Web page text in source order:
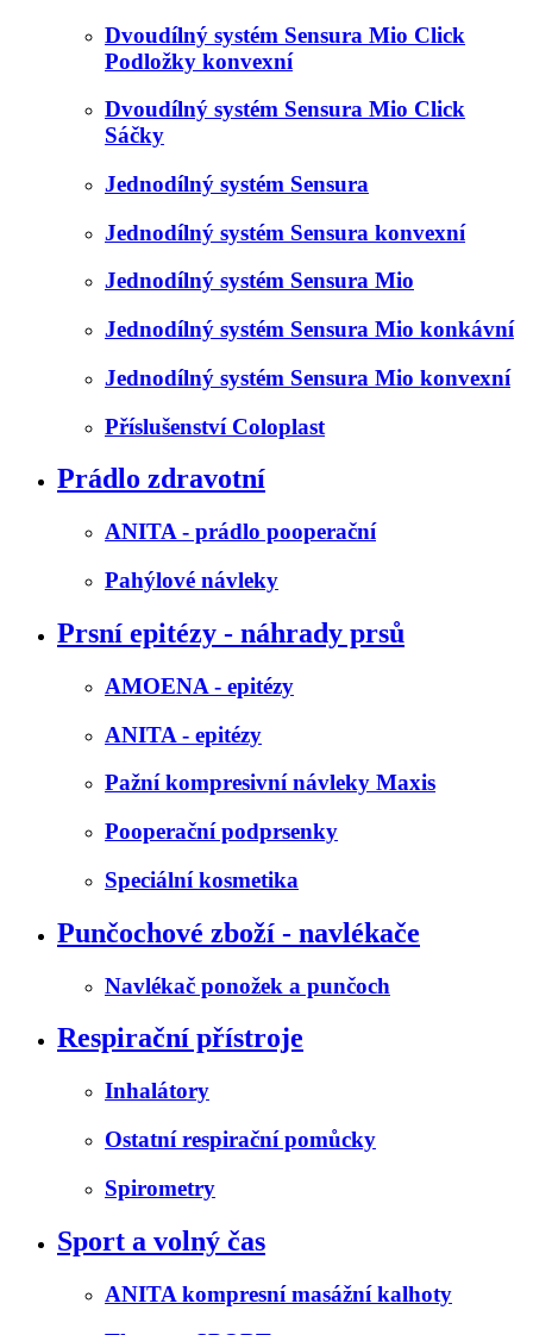
Dvoudílný systém Sensura Mio Click
Podložky konvexní
Dvoudílný systém Sensura Mio Click
Sáčky
Jednodílný systém Sensura
Jednodílný systém Sensura konvexní
Jednodílný systém Sensura Mio
Jednodílný systém Sensura Mio konkávní
Jednodílný systém Sensura Mio konvexní
Příslušenství Coloplast
Prádlo zdravotní
ANITA - prádlo pooperační
Pahýlové návleky
Prsní epitézy - náhrady prsů
AMOENA - epitézy
ANITA - epitézy
Pažní kompresivní návleky Maxis
Pooperační podprsenky
Speciální kosmetika
Punčochové zboží - navlékače
Navlékač ponožek a punčoch
Respirační přístroje
Inhalátory
Ostatní respirační pomůcky
Spirometry
Sport a volný čas
ANITA kompresní masážní kalhoty